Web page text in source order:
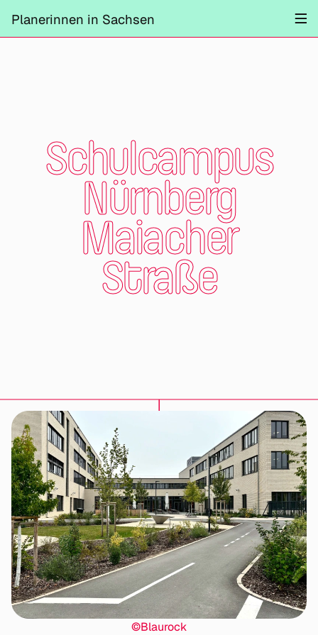
Planerinnen in SachsenInformation
Schulcampus
Nürnberg
Maiacher
Straße
©Blaurock